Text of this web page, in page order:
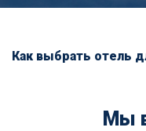
Как выбрать отель
Мы